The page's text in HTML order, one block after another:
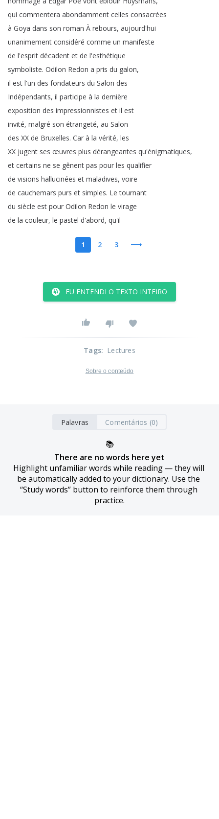
qui commentera abondamment celles consacrées
à Goya dans son roman À rebours, aujourd'hui
unanimement considéré comme un manifeste
de l'esprit décadent et de l'esthétique
symboliste. Odilon Redon a pris du galon,
il est l'un des fondateurs du Salon des
Indépendants, il participe à la dernière
exposition des impressionnistes et il est
invité, malgré son étrangeté, au Salon
des XX de Bruxelles. Car à la vérité, les
XX jugent ses œuvres plus dérangeantes qu'énigmatiques,
et certains ne se gênent pas pour les qualifier
de visions hallucinées et maladives, voire
de cauchemars purs et simples. Le tournant
du siècle est pour Odilon Redon le virage
de la couleur, le pastel d'abord, qu'il
1 2 3
EU ENTENDI O TEXTO INTEIRO
Tags: Lectures
Sobre o conteúdo
Palavras Comentários (0)
📚
There are no words here yet
Highlight unfamiliar words while reading — they will
be automatically added to your dictionary. Use the
“Study words” button to reinforce them through
practice.